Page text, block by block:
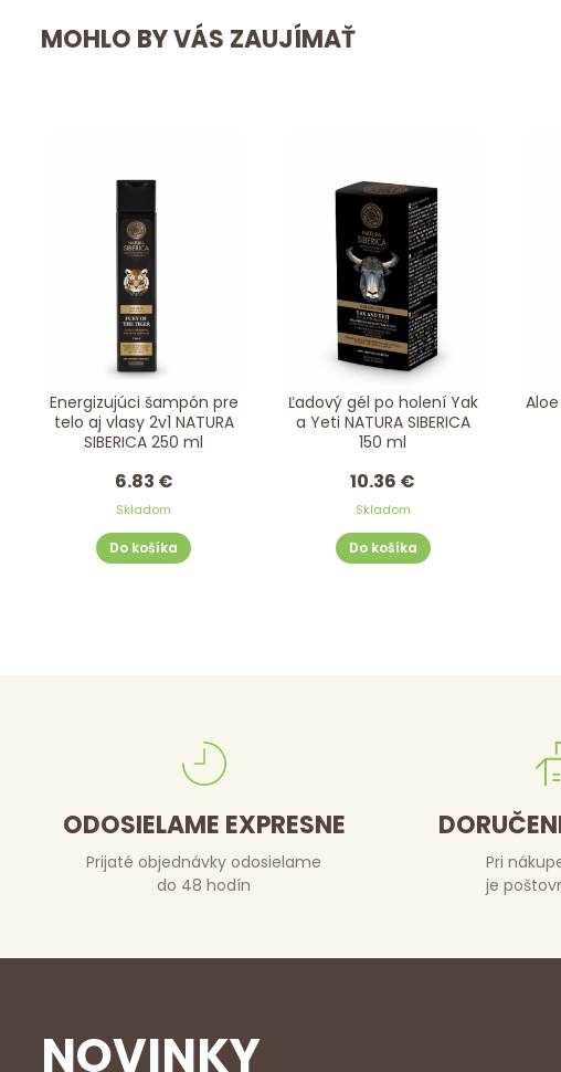
MOHLO BY VÁS ZAUJÍMAŤ
Energizujúci šampón pre
telo aj vlasy 2v1 NATURA
SIBERICA 250 ml
6.83 €
Skladom
Do košíka
Ľadový gél po holení Yak
a Yeti NATURA SIBERICA
150 ml
10.36 €
Skladom
Do košíka
ODOSIELAME EXPRESNE
Prijaté objednávky odosielame
do 48 hodín
Pri
je
NOVINKY